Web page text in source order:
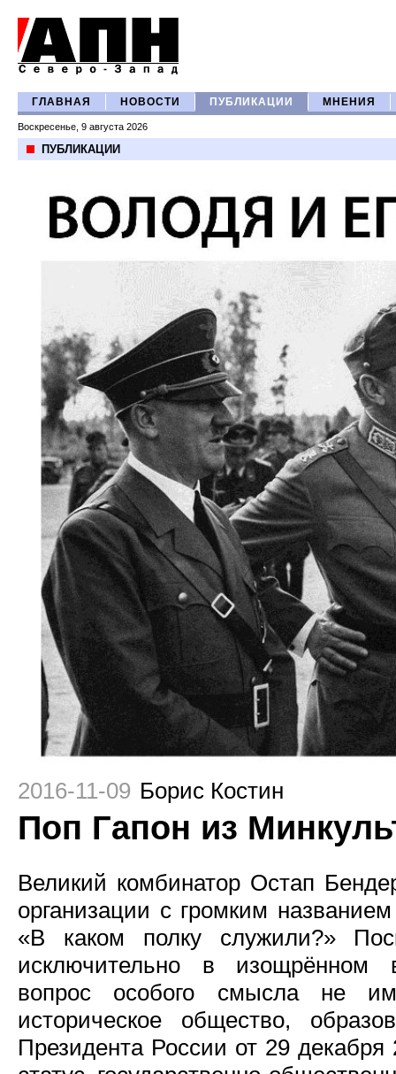
ГЛАВНАЯ НОВОСТИ ПУБЛИКАЦИИ МНЕНИЯ
Воскресенье, 9 августа 2026
ПУБЛИКАЦИИ
2016-11-09 Борис Костин
Поп Гапон из
Великий комбинатор Остап
организации с громким
«В каком полку служили?»
исключительно в изощрённом
вопрос особого смысла не
историческое общество,
Президента России от 29